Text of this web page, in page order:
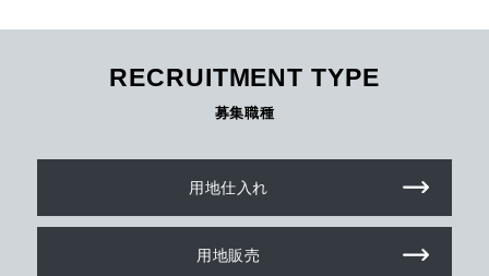
RECRUITMENT TYPE
募集職種
用地仕入れ
用地販売